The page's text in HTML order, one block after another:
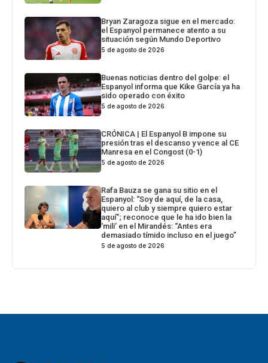
Bryan Zaragoza sigue en el mercado:
el Espanyol permanece atento a su
situación según Mundo Deportivo
5 de agosto de 2026
Buenas noticias dentro del golpe: el
Espanyol informa que Kike García ya ha
sido operado con éxito
5 de agosto de 2026
CRÓNICA | El Espanyol B impone su
presión tras el descanso y vence al CE
Manresa en el Congost (0-1)
5 de agosto de 2026
Rafa Bauza se gana su sitio en el
Espanyol: “Soy de aquí, de la casa,
quiero al club y siempre quiero estar
aquí”; reconoce que le ha ido bien la
‘mili’ en el Mirandés: “Antes era
demasiado tímido incluso en el juego”
5 de agosto de 2026